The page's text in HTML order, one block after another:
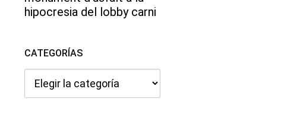
hipocresia del lobby carni
CATEGORÍAS